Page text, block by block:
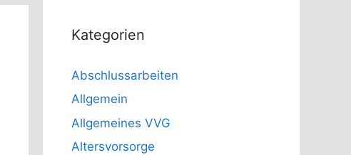
Kategorien
Abschlussarbeiten
Allgemein
Allgemeines VVG
Altersvorsorge